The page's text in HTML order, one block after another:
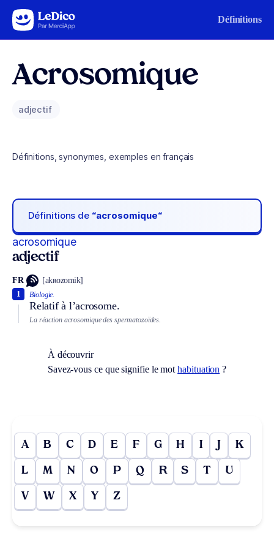
Aller au contenu Définitions
Acrosomique
adjectif
Définitions, synonymes, exemples en français
Définitions de “acrosomique“
acrosomique
adjectif
FR [akʀozomik]
Biologie.
Relatif à l’acrosome.
1
La réaction acrosomique des spermatozoïdes.
À découvrir
Savez-vous ce que signifie le mothabituation ?
A B C D E F G H I J K
L M N O P Q R S T U
V W X Y Z